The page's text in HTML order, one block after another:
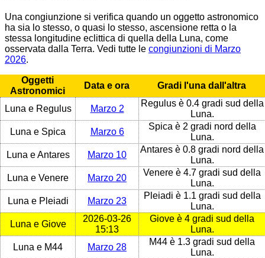
Una congiunzione si verifica quando un oggetto astronomico
ha sia lo stesso, o quasi lo stesso, ascensione retta o la
stessa longitudine eclittica di quella della Luna, come
osservata dalla Terra. Vedi tutte le congiunzioni di Marzo
2026.
Oggetti
Astronomici
Data e ora Gradi l'una dall'altra
Luna e Regulus Marzo 2
Regulus è 0.4 gradi sud della
Luna.
Luna e Spica
Marzo 6
Spica è 2 gradi nord della
Luna.
Luna e Antares
Marzo 10
Antares è 0.8 gradi nord della
Luna.
Luna e Venere
Marzo 20
Venere è 4.7 gradi sud della
Luna.
Luna e Pleiadi
Marzo 23
Pleiadi è 1.1 gradi sud della
Luna.
Luna e Giove
2026-03-26
15:13
Giove è 4 gradi sud della
Luna.
Luna e M44
Marzo 28
M44 è 1.3 gradi sud della
Luna.